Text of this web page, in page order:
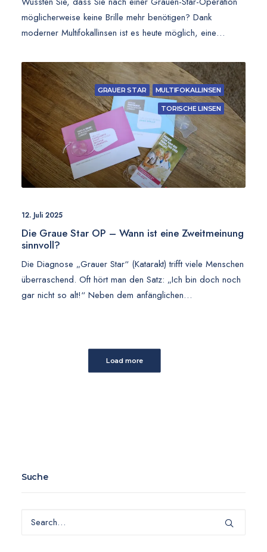
möglicherweise keine Brille mehr benötigen? Dank
moderner Multifokallinsen ist es heute möglich, eine…
GRAUER STAR MULTIFOKALLINSEN
TORISCHE LINSEN
12. Juli 2025
Die Graue Star OP – Wann ist eine Zweitmeinung
sinnvoll?
Die Diagnose „Grauer Star“ (Katarakt) trifft viele Menschen
überraschend. Oft hört man den Satz: „Ich bin doch noch
gar nicht so alt!“ Neben dem anfänglichen…
Load more
Suche